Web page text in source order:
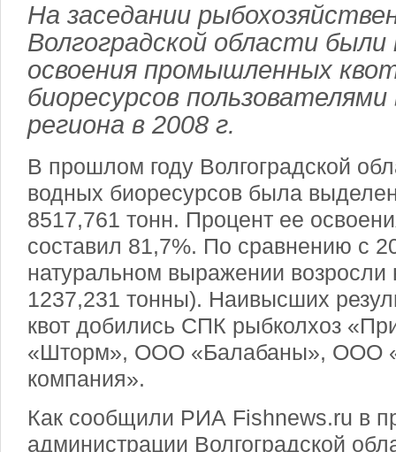
На заседании
Волгоградской области
освоения промышленных
биоресурсов пользователями
региона в 2008 г.
В прошлом году Волгоградской
водных биоресурсов была
8517,761 тонн. Процент ее
составил 81,7%. По сравнению с
натуральном выражении возросли
1237,231 тонны). Наивысших
квот добились СПК рыбколхоз
«Шторм», ООО «Балабаны», ООО
компания».
Как сообщили РИА Fishnews.ru в
администрации Волгоградской